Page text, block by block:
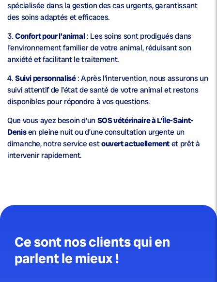
spécialisée dans la gestion des cas urgents, garantissant
des soins adaptés et efficaces.
3.Confort pour l’animal: Les soins sont prodigués dans
l’environnement familier de votre animal, réduisant son
anxiété et facilitant le traitement.
4.Suivi personnalisé: Après l’intervention, nous assurons un
suivi attentif de l’état de santé de votre animal et restons
disponibles pour répondre à vos questions.
Que vous ayez besoin d’unSOS vétérinaire à L’Île-Saint-
Denisen pleine nuit ou d’une consultation urgente un
dimanche, notre service estouvert actuellementet prêt à
intervenir rapidement.
Ce sont nos clients qui en
parlent le mieux !